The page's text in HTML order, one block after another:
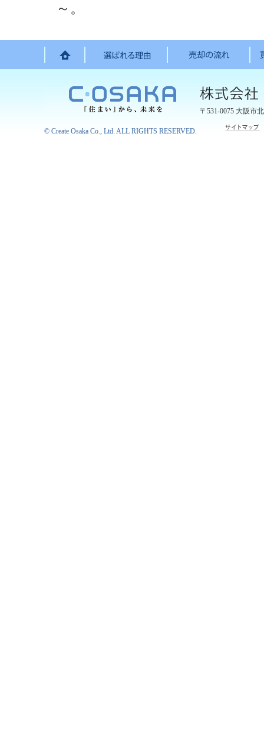
～。
〒531-0075 大阪市
© Create Osaka Co., Ltd. ALL RIGHTS RESERVED.